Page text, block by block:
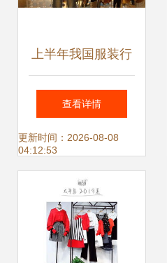
上半年我国服装行
业承压前行 需求持
续不振，服饰零售
承压加剧
查看详情
更新时间：2026-08-08
04:12:53